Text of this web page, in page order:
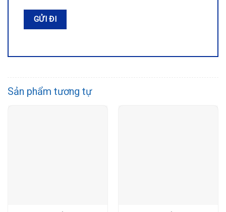
Sản phẩm tương tự